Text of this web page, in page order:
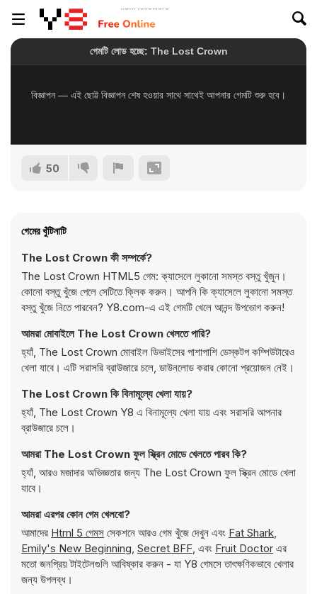
50
গেমের খুঁটিনাটি
The Lost Crown কী সম্পর্কে?
The Lost Crown HTML5 গেম: ক্যাসেলে লুকানো সমস্ত বস্তু খুঁজুন।
কোনো বস্তু খুঁজে পেলে সেটিতে ক্লিক করুন। আপনি কি ক্যাসেলে লুকানো সমস্ত
বস্তু খুঁজে নিতে পারবেন? Y8.com-এ এই গেমটি খেলে আনন্দ উপভোগ করুন!
আমরা মোবাইলে The Lost Crown খেলতে পারি?
হ্যাঁ, The Lost Crown মোবাইল ডিভাইসের পাশাপাশি ডেস্কটপ কম্পিউটারেও
খেলা যাবে। এটি সরাসরি ব্রাউজারে চলে, ডাউনলোড করার কোনো প্রয়োজন নেই।
The Lost Crown কি বিনামূল্যে খেলা যায়?
হ্যাঁ, The Lost Crown Y8 এ বিনামূল্যে খেলা যায় এবং সরাসরি আপনার
ব্রাউজারে চলে।
আমরা The Lost Crown ফুল স্ক্রিন মোডে খেলতে পারব কি?
হ্যাঁ, আরও মজাদার অভিজ্ঞতার জন্য The Lost Crown ফুল স্ক্রিন মোডে খেলা
যাবে।
আমরা এরপর কোন গেম খেলবো?
আমাদের Html 5 গেমস সেকশনে আরও গেম খুঁজে দেখুন এবং Fat Shark,
Emily's New Beginning, Secret BFF, এবং Fruit Doctor এর
মতো জনপ্রিয় টাইটেলগুলি আবিষ্কার করুন - যা Y8 গেমসে তাৎক্ষণিকভাবে খেলার
জন্য উপলব্ধ।